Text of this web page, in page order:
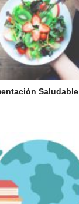
Saludable